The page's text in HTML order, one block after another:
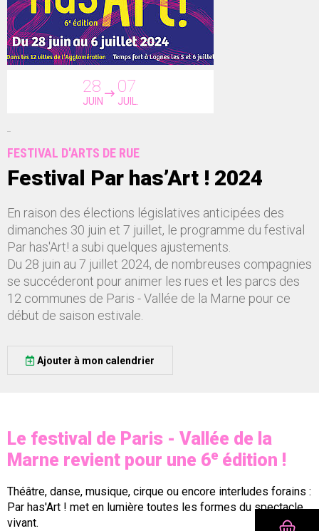
28
JUIN
07
JUIL.
FESTIVAL D'ARTS DE RUE
Festival Par has’Art ! 2024
En raison des élections législatives anticipées des
dimanches 30 juin et 7 juillet, le programme du festival
Par has'Art! a subi quelques ajustements.
Du 28 juin au 7 juillet 2024, de nombreuses compagnies
se succéderont pour animer les rues et les parcs des
12 communes de Paris - Vallée de la Marne pour ce
début de saison estivale.
Ajouter à mon calendrier
Le festival de Paris - Vallée de la
Marne revient pour une 6e édition !
Théâtre, danse, musique, cirque ou encore interludes forains :
Par has'Art ! met en lumière toutes les formes du spectacle
vivant.